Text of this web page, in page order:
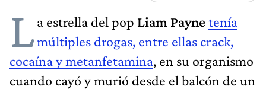
La estrella del pop Liam Paynetenía
múltiples drogas, entre ellas crack,
cocaína y metanfetamina, en su organismo
cuando cayó y murió desde el balcón de un